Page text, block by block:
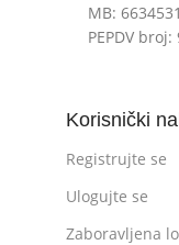
MB:
PEPDV broj:
Korisnički
Registrujte se
Ulogujte se
Zaboravljena